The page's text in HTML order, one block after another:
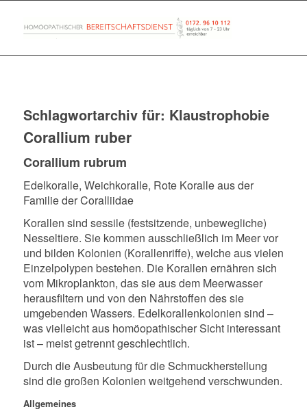
Schlagwortarchiv für: Klaustrophobie
Corallium ruber
Corallium rubrum
Edelkoralle, Weichkoralle, Rote Koralle aus der
Familie der Coralliidae
Korallen sind sessile (festsitzende, unbewegliche)
Nesseltiere. Sie kommen ausschließlich im Meer vor
und bilden Kolonien (Korallenriffe), welche aus vielen
Einzelpolypen bestehen. Die Korallen ernähren sich
vom Mikroplankton, das sie aus dem Meerwasser
herausfiltern und von den Nährstoffen des sie
umgebenden Wassers. Edelkorallenkolonien sind –
was vielleicht aus homöopathischer Sicht interessant
ist – meist getrennt geschlechtlich.
Durch die Ausbeutung für die Schmuckherstellung
sind die großen Kolonien weitgehend verschwunden.
Allgemeines